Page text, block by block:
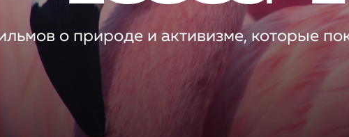
о природе и активизме, которые